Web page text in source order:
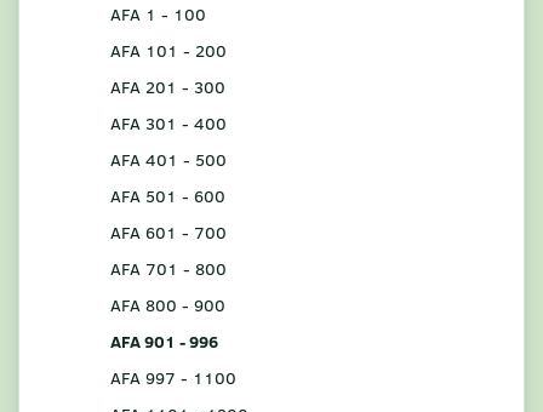
AFA 1 - 100
AFA 101 - 200
AFA 201 - 300
AFA 301 - 400
AFA 401 - 500
AFA 501 - 600
AFA 601 - 700
AFA 701 - 800
AFA 800 - 900
AFA 901 - 996
AFA 997 - 1100